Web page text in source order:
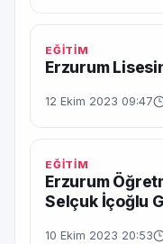
EĞİTİM
Erzurum
12 Ekim 2023 09:47
EĞİTİM
Erzurum
Selçuk İçoğlu
10 Ekim 2023 20:53